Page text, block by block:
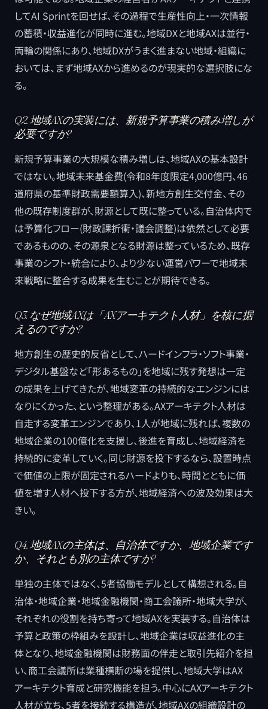
してAI Sprintを回せば、その過程で生産性向上・一次情報
の蓄積・収益進化が同時に進む。地域DXと地域AXは並行・
両輪の関係にあり、地域DXがうまく進まない地域・組織に
おいては、まず地域AXから進めるのが現実的な選択肢にな
る。
Q2. 地域AXの実装には、新規予算事業の積み増しが
必要ですか?
新規予算事業の大規模な積み増しは、地域AXの基本設計
ではない。地域未来基金費(令和8年度限定4,000億円、46
道府県の基準財政需要額算入)、新地方創生交付金、その
他の既存制度群が、財源として既に整っている。自治体内で
は予算化フロー(財政課折衝・議会調整)は依然として必要
であるものの、その源泉となる財源は整っているため、既存
事業のシフト・統合により、より少ない運営パワーで地域未
来戦略に整合する成果を生むことが期待できる。
Q3. なぜ地域AXは「AXアーキテクト人材」を核に据
えるのですか?
地方創生の歴史的反省として、ハードインフラ・ソフト事業・
デジタル基盤など「形あるもの」を地域に残す発想は一定
の成果を上げてきたが、地域変革の持続的なエンジンには
なりにくかった、という整理がある。AXアーキテクト人材は
自走する変革エンジンであり、1人が地域に残れば、複数の
地域企業の100億化を支援し、後進を育成し、地域経済を
持続的に変革していく。同じ財源を投下するなら、設置時点
で価値の上限が固定されるハードよりも、時間とともに価
値を増す人材へ投下する方が、地域経済への波及効果は大
きい。
Q4. 地域AXの主体は、自治体ですか、地域企業です
か、それとも別の主体ですか?
単独の主体ではなく、5者協働モデルとして構想される。自
治体・地域企業・地域金融機関・商工会議所・地域大学が、
それぞれの役割を持ち寄って地域AXを実装する。自治体は
予算と政策の枠組みを設計し、地域企業は収益進化の主
体となり、地域金融機関は財務面の伴走と取引先紹介を担
い、商工会議所は業種横断の場を提供し、地域大学はAX
アーキテクト育成と研究機能を担う。中心にAXアーキテクト
人材が立ち、5者を接続する構造が、地域AXの組織設計の